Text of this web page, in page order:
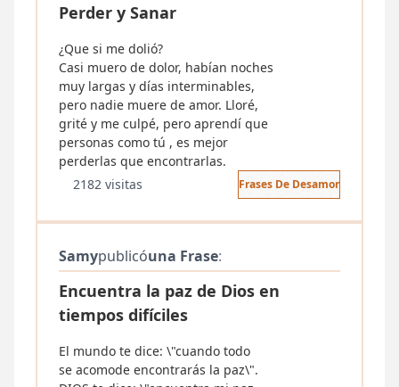
Perder y Sanar
¿Que si me dolió?
Casi muero de dolor, habían noches
muy largas y días interminables,
pero nadie muere de amor. Lloré,
grité y me culpé, pero aprendí que
personas como tú , es mejor
perderlas que encontrarlas.
2182 visitas
Frases De Desamor
Samypublicóuna Frase:
Encuentra la paz de Dios en
tiempos difíciles
El mundo te dice: \"cuando todo
se acomode encontrarás la paz\".